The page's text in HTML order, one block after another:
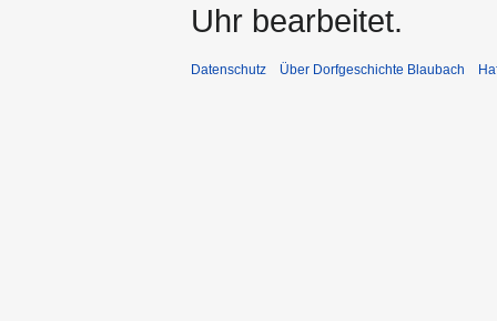
Uhr bearbeitet.
Datenschutz Über Dorfgeschichte Blaubach